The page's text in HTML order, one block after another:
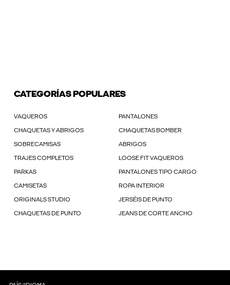
CATEGORÍAS POPULARES
VAQUEROS PANTALONES
CHAQUETAS Y ABRIGOS CHAQUETAS BOMBER
SOBRECAMISAS ABRIGOS
TRAJES COMPLETOS LOOSE FIT VAQUEROS
PARKAS PANTALONES TIPO CARGO
CAMISETAS ROPA INTERIOR
ORIGINALS STUDIO JERSÉIS DE PUNTO
CHAQUETAS DE PUNTO JEANS DE CORTE ANCHO